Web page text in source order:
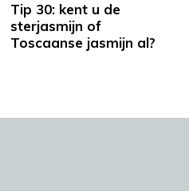
Tip 30: kent u de
sterjasmijn of
Toscaanse jasmijn al?